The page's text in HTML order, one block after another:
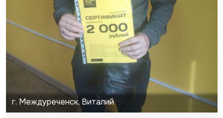
г. Междуреченск, Виталий